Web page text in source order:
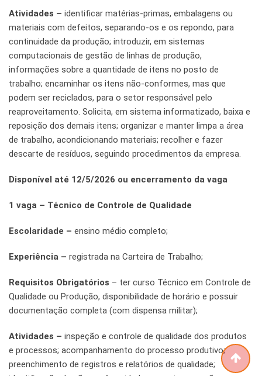
Atividades – identificar matérias-primas, embalagens ou
materiais com defeitos, separando-os e os repondo, para
continuidade da produção; introduzir, em sistemas
computacionais de gestão de linhas de produção,
informações sobre a quantidade de itens no posto de
trabalho; encaminhar os itens não-conformes, mas que
podem ser reciclados, para o setor responsável pelo
reaproveitamento. Solicita, em sistema informatizado, baixa e
reposição dos demais itens; organizar e manter limpa a área
de trabalho, acondicionando materiais; recolher e fazer
descarte de resíduos, seguindo procedimentos da empresa.
Disponível até 12/5/2026 ou encerramento da vaga
1 vaga – Técnico de Controle de Qualidade
Escolaridade – ensino médio completo;
Experiência – registrada na Carteira de Trabalho;
Requisitos Obrigatórios – ter curso Técnico em Controle de
Qualidade ou Produção, disponibilidade de horário e possuir
documentação completa (com dispensa militar);
Atividades – inspeção e controle de qualidade dos produtos
e processos; acompanhamento do processo produtivo;
preenchimento de registros e relatórios de qualidade;